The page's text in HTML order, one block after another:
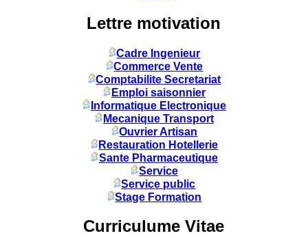
Lettre motivation
Cadre Ingenieur
Commerce Vente
Comptabilite Secretariat
Emploi saisonnier
Informatique Electronique
Mecanique Transport
Ouvrier Artisan
Restauration Hotellerie
Sante Pharmaceutique
Service
Service public
Stage Formation
Curriculume Vitae